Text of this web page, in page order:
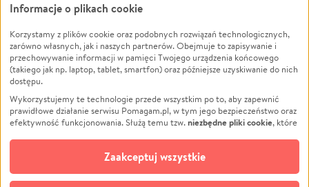
Leczenie
Zwierzęta
Pożar
Ukraina
Pomoc Finansowa
Projekty
Pogrzeb
Społeczność lokalna
Kultura
Powódź
Wichura
NGO
Edukacja
Podróż
Impreza
Ochrona środowiska
Biznes
Informacje o plikach cookie
Korzystamy z plików cookie oraz podobnych rozwiązań technologicznych,
zarówno własnych, jak i naszych partnerów. Obejmuje to zapisywanie i
przechowywanie informacji w pamięci Twojego urządzenia końcowego
(takiego jak np. laptop, tablet, smartfon) oraz późniejsze uzyskiwanie do nich
dostępu.
Wykorzystujemy te technologie przede wszystkim po to, aby zapewnić
prawidłowe działanie serwisu Pomagam.pl, w tym jego bezpieczeństwo oraz
efektywność funkcjonowania. Służą temu tzw.niezbędne pliki cookie, które
opcjonalnych plików cookie
technologii do celów analitycznych i retargetingowych. Możesz wyrazić
zgodę na ich stosowanie lub jej odmówić. W dowolnym momencie masz
Zaakceptuj wszystkie